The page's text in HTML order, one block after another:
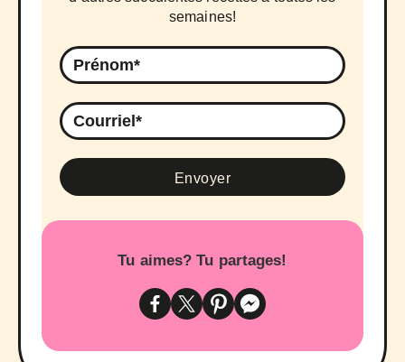
semaines!
Tu aimes? Tu partages!